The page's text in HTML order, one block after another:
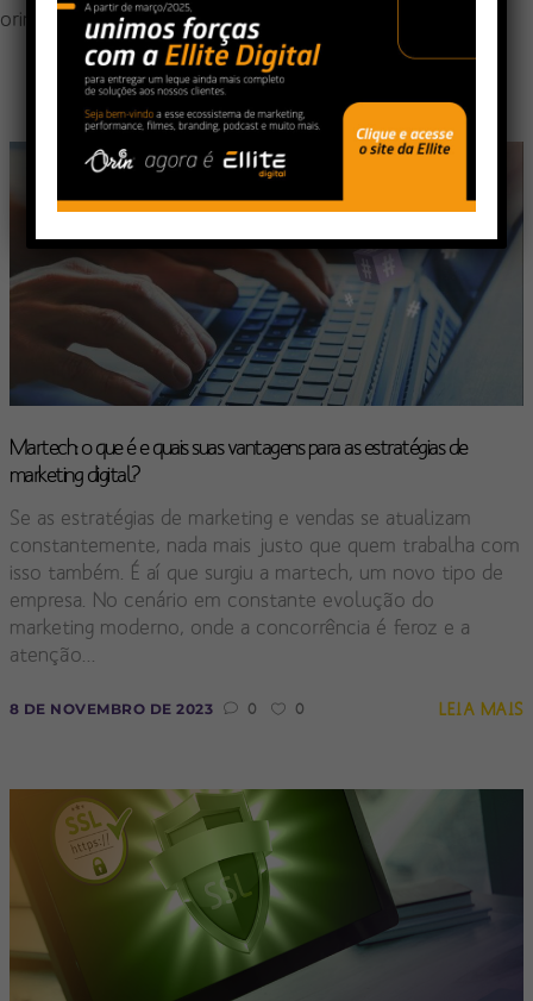
orin@agenciaorin.com.br
Martech: o que é e quais suas vantagens para as estratégias de
marketing digital?
Se as estratégias de marketing e vendas se atualizam
constantemente, nada mais justo que quem trabalha com
isso também. É aí que surgiu a martech, um novo tipo de
empresa. No cenário em constante evolução do
marketing moderno, onde a concorrência é feroz e a
atenção...
8 DE NOVEMBRO DE 2023 0 0 LEIA MAIS